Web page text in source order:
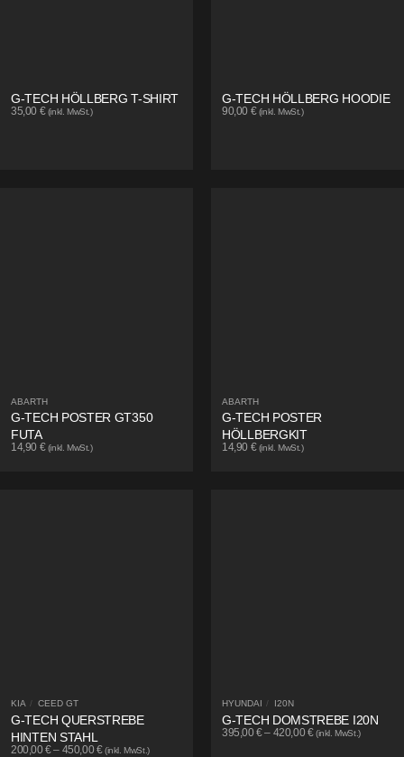
G-TECH HÖLLBERG T-SHIRT
35,00 € (inkl. MwSt.)
G-TECH HÖLLBERG HOODIE
90,00 € (inkl. MwSt.)
ABARTH
G-TECH POSTER GT350
FUTA
14,90 € (inkl. MwSt.)
ABARTH
G-TECH POSTER
HÖLLBERGKIT
14,90 € (inkl. MwSt.)
KIA / CEED GT
G-TECH QUERSTREBE
HINTEN STAHL
200,00€– 450,00€ (inkl. MwSt.)
HYUNDAI / I20N
G-TECH DOMSTREBE I20N
395,00€– 420,00€ (inkl. MwSt.)